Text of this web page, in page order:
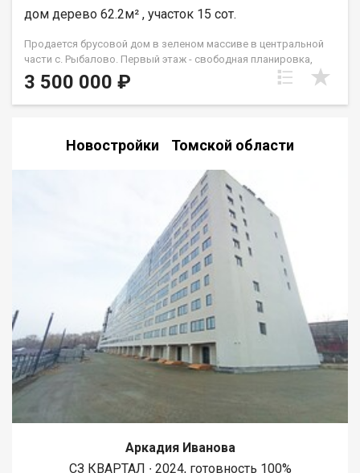
дом дерево 62.2м² , участок 15 сот.
Продается брусовой дом в зеленом массиве в центральной
части с. Рыбалово. Первый этаж - свободная планировка,
пластиковые окна, в дом заведены коммуникации :
электричество, вода, есть свой септик, газ подведен к
участку. Второй этаж - свободная планировка, чистовая
только с одной стороны с соседями, две стороны - лес
Дорога: асфальт.гравий В шаговой доступности супермаркет
школа, общеобразовательная школа, парк культуры и
отдыха. Для получения дополнительной информации и записи
на просмотр звоните по телефону в объявлении. При звонке,
пожалуйста, сообщите номер варианта - JV008070107066
3 500 000 ₽
Новостройки Томской области
Аркадия Иванова
СЗ КВАРТАЛ ∙ 2024, готовность 100%